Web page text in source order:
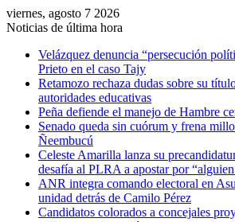
viernes, agosto 7 2026
Noticias de última hora
Velázquez denuncia “persecución
Prieto en el caso Tajy
Retamozo rechaza dudas sobre su
autoridades educativas
Peña defiende el manejo de Hambre
Senado queda sin cuórum y frena
Ñeembucú
Celeste Amarilla lanza su
desafía al PLRA a apostar por
ANR integra comando electoral en
unidad detrás de Camilo Pérez
Candidatos colorados a concejales